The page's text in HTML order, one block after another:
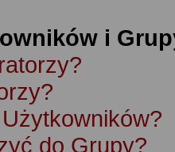
i
do Grupy?